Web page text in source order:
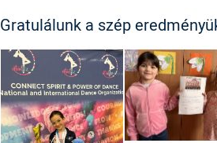
Gratulálunk a szép